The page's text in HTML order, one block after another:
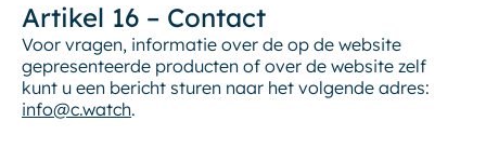
Artikel 16 – Contact
Voor vragen, informatie over de op de website
gepresenteerde producten of over de website zelf
kunt u een bericht sturen naar het volgende adres:
info@c.watch.